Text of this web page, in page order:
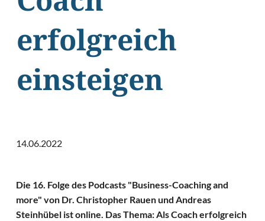
erfolgreich
einsteigen
14.06.2022
Die 16. Folge des Podcasts "Business-Coaching and
more" von Dr. Christopher Rauen und Andreas
Steinhübel ist online. Das Thema: Als Coach erfolgreich